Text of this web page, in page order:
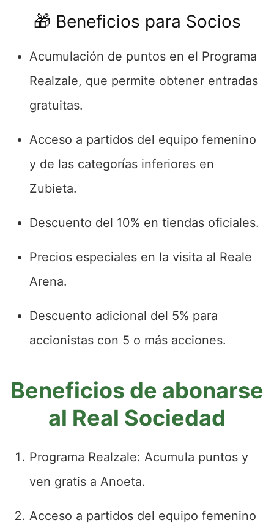
🎁 Beneficios para Socios
Acumulación de puntos en el Programa
Realzale, que permite obtener entradas
gratuitas.
Acceso a partidos del equipo femenino
y de las categorías inferiores en
Zubieta.
Descuento del 10% en tiendas oficiales.
Precios especiales en la visita al Reale
Arena.
Descuento adicional del 5% para
accionistas con 5 o más acciones.
Beneficios de abonarse
al Real Sociedad
Programa Realzale: Acumula puntos y
ven gratis a Anoeta.
Acceso a partidos del equipo femenino